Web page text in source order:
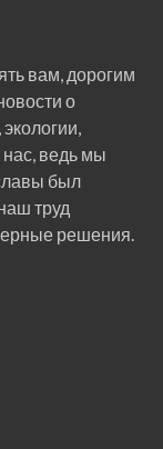
вам, дорогим
о
ведь мы
был
труд
решения.